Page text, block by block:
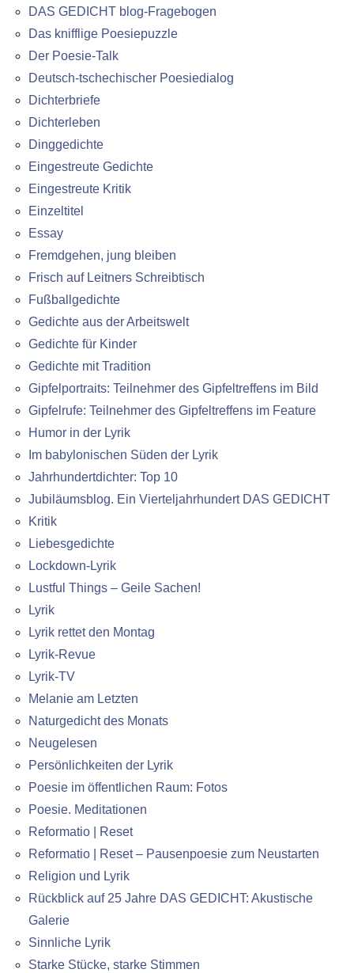
DAS GEDICHT blog-Fragebogen
Das knifflige Poesiepuzzle
Der Poesie-Talk
Deutsch-tschechischer Poesiedialog
Dichterbriefe
Dichterleben
Dinggedichte
Eingestreute Gedichte
Eingestreute Kritik
Einzeltitel
Essay
Fremdgehen, jung bleiben
Frisch auf Leitners Schreibtisch
Fußballgedichte
Gedichte aus der Arbeitswelt
Gedichte für Kinder
Gedichte mit Tradition
Gipfelportraits: Teilnehmer des Gipfeltreffens im Bild
Gipfelrufe: Teilnehmer des Gipfeltreffens im Feature
Humor in der Lyrik
Im babylonischen Süden der Lyrik
Jahrhundertdichter: Top 10
Jubiläumsblog. Ein Vierteljahrhundert DAS GEDICHT
Kritik
Liebesgedichte
Lockdown-Lyrik
Lustful Things – Geile Sachen!
Lyrik
Lyrik rettet den Montag
Lyrik-Revue
Lyrik-TV
Melanie am Letzten
Naturgedicht des Monats
Neugelesen
Persönlichkeiten der Lyrik
Poesie im öffentlichen Raum: Fotos
Poesie. Meditationen
Reformatio | Reset
Reformatio | Reset – Pausenpoesie zum Neustarten
Religion und Lyrik
Rückblick auf 25 Jahre DAS GEDICHT: Akustische
Galerie
Sinnliche Lyrik
Starke Stücke, starke Stimmen